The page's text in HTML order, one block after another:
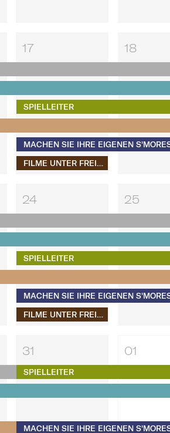
17
SPIELLEITER
MACHEN SIE IHRE EIGENEN
FILME UNTER FREIEM HIMMEL
18
24
SPIELLEITER
MACHEN SIE IHRE EIGENEN
FILME UNTER FREIEM HIMMEL
25
31
SPIELLEITER
MACHEN SIE IHRE EIGENEN
01